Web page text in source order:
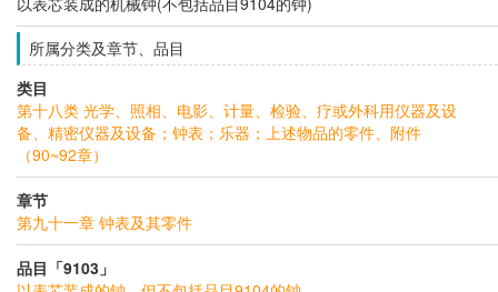
所属分类及章节、品目
类目
第十八类 光学、照相、电影、计量、检验、疗或外科用仪器及设
备、精密仪器及设备；钟表；乐器；上述物品的零件、附件
（90~92章）
章节
第九十一章 钟表及其零件
品目「9103」